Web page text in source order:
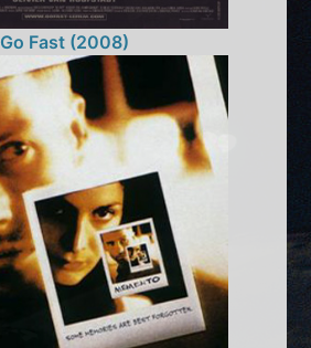
Go Fast (2008)